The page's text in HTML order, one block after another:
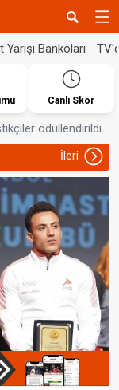
Yarışı Bankoları
Canlı Skor
ödüllendirildi
İleri